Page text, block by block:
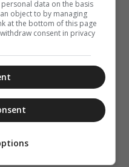
data on the basis
object to by managing
at the bottom of this page
consent in privacy